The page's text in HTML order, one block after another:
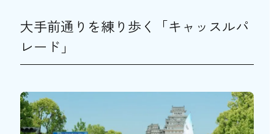
大手前通りを練り歩く「キャッスルパ
レード」